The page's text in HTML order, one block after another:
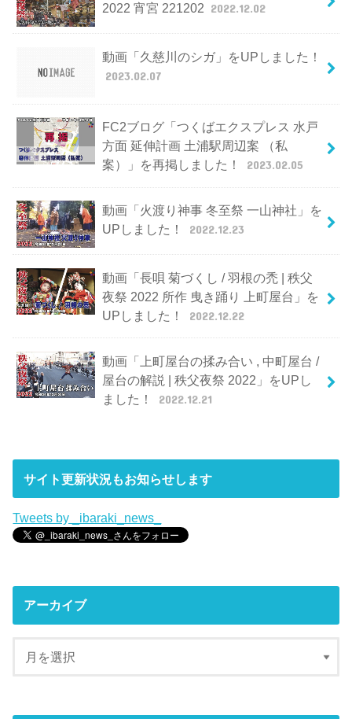
2022 宵宮 221202 2022.12.02
動画「久慈川のシガ」をUPしました！
2023.02.07
FC2ブログ「つくばエクスプレス 水戸
方面 延伸計画 土浦駅周辺案 （私
案）」を再掲しました！
2023.02.05
動画「火渡り神事 冬至祭 一山神社」を
UPしました！
2022.12.23
動画「長唄 菊づくし / 羽根の禿 | 秩父
夜祭 2022 所作 曳き踊り 上町屋台」を
UPしました！
2022.12.22
動画「上町屋台の揉み合い , 中町屋台 /
屋台の解説 | 秩父夜祭 2022」をUPし
ました！
2022.12.21
サイト更新状況もお知らせします
Tweets by _ibaraki_news_
アーカイブ